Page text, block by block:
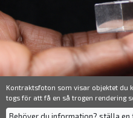
Kontraktsfoton som visar objektet du
togs för att få en så trogen rendering